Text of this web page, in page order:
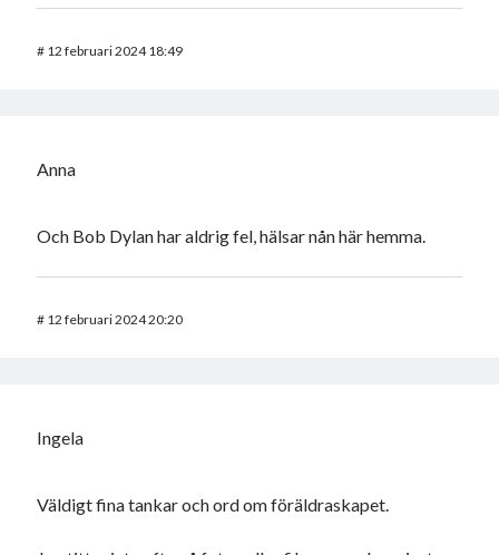
# 12 februari 2024 18:49
Anna
Och Bob Dylan har aldrig fel, hälsar nån här hemma.
# 12 februari 2024 20:20
Ingela
Väldigt fina tankar och ord om föräldraskapet.